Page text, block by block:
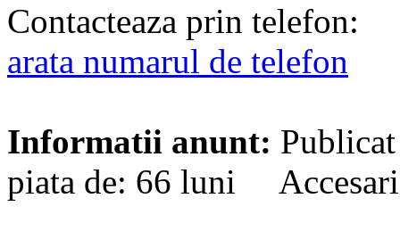
Contacteaza prin telefon:
arata numarul de telefon
Informatii anunt:
piata de: 66 luni